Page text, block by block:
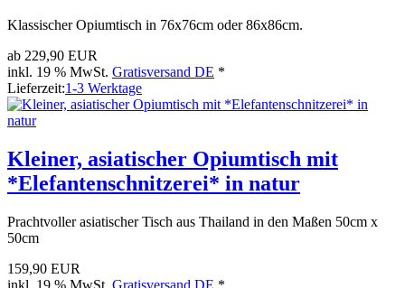
Klassischer Opiumtisch in 76x76cm oder 86x86cm.
ab 229,90 EUR
inkl. 19 % MwSt. Gratisversand DE *
Lieferzeit:1-3 Werktage
Kleiner, asiatischer Opiumtisch mit
*Elefantenschnitzerei* in natur
Prachtvoller asiatischer Tisch aus Thailand in den Maßen 50cm x
50cm
159,90 EUR
inkl. 19 % MwSt. Gratisversand DE *